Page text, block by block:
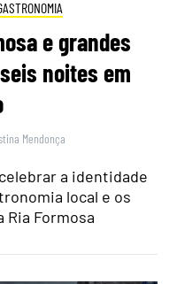
e grandes
noites em
Mendonça
a identidade
local e os
Formosa